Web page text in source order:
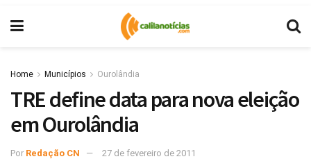
Home Municípios Ourolândia
TRE define data para nova eleição
em Ourolândia
Por Redação CN 27 de fevereiro de 2011